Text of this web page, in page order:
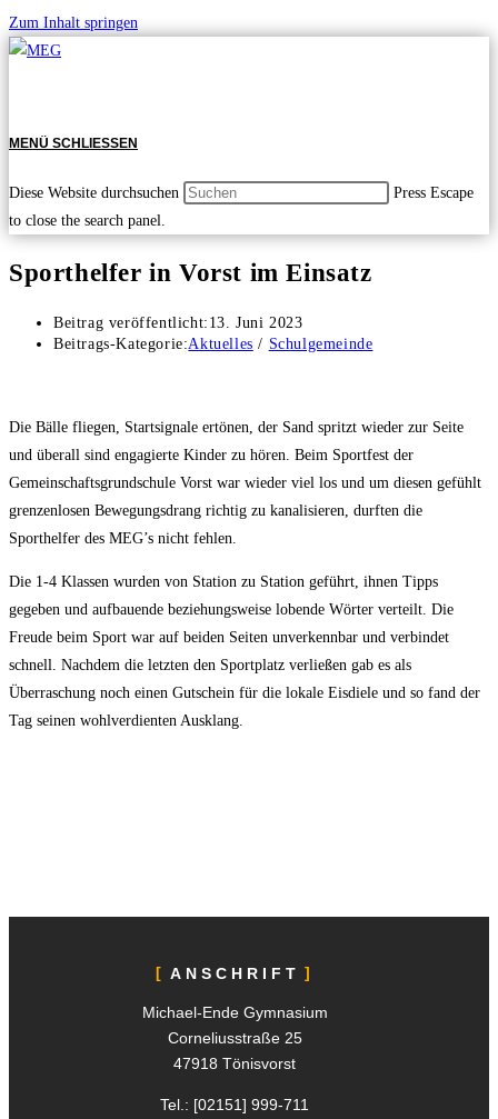
Zum Inhalt springen
MENÜ SCHLIESSEN
Diese Website durchsuchen
Press Escape
to close the search panel.
Sporthelfer in Vorst im Einsatz
Beitrag veröffentlicht: 13. Juni 2023
Beitrags-Kategorie:Aktuelles / Schulgemeinde
Die Bälle fliegen, Startsignale ertönen, der Sand spritzt wieder zur Seite
und überall sind engagierte Kinder zu hören. Beim Sportfest der
Gemeinschaftsgrundschule Vorst war wieder viel los und um diesen gefühlt
grenzenlosen Bewegungsdrang richtig zu kanalisieren, durften die
Sporthelfer des MEG’s nicht fehlen.
Die 1-4 Klassen wurden von Station zu Station geführt, ihnen Tipps
gegeben und aufbauende beziehungsweise lobende Wörter verteilt. Die
Freude beim Sport war auf beiden Seiten unverkennbar und verbindet
schnell. Nachdem die letzten den Sportplatz verließen gab es als
Überraschung noch einen Gutschein für die lokale Eisdiele und so fand der
Tag seinen wohlverdienten Ausklang.
ANSCHRIFT
Michael-Ende Gymnasium
Corneliusstraße 25
47918 Tönisvorst
Tel.: [02151]999-711